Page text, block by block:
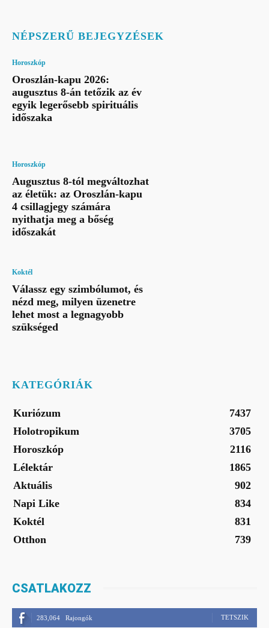
NÉPSZERŰ BEJEGYZÉSEK
Horoszkóp
Oroszlán-kapu 2026:
augusztus 8-án tetőzik az év
egyik legerősebb spirituális
időszaka
Horoszkóp
Augusztus 8-tól megváltozhat
az életük: az Oroszlán-kapu
4 csillagjegy számára
nyithatja meg a bőség
időszakát
Koktél
Válassz egy szimbólumot, és
nézd meg, milyen üzenetre
lehet most a legnagyobb
szükséged
KATEGÓRIÁK
Kuriózum
7437
Holotropikum
3705
Horoszkóp
2116
Lélektár
1865
Aktuális
902
Napi Like
834
Koktél
831
Otthon
739
CSATLAKOZZ
283,064 Rajongók TETSZIK